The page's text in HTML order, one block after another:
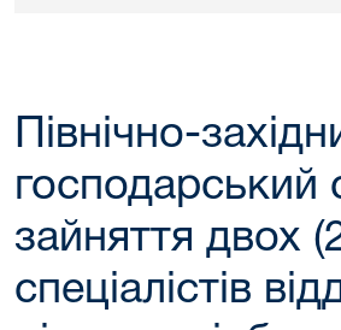
Північно-
господарський
зайняття двох
спеціалістів